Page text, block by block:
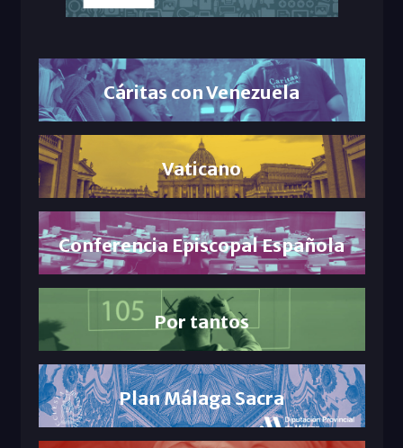
Cáritas con Venezuela
Vaticano
Conferencia Episcopal Española
Por tantos
Plan Málaga Sacra